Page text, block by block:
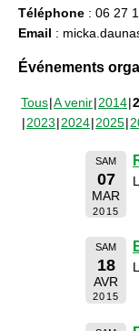
Téléphone : 06 27
Email :
Événements
Tous A venir 2014
2023 2024 2025
SAM
07
MAR
2015
SAM
18
AVR
2015